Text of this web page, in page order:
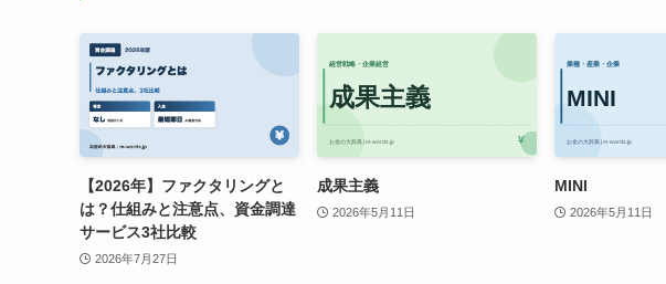
【2026年】ファクタリングと
は？仕組みと注意点、資金調達
サービス3社比較
2026年7月27日
成果主義
2026年5月11日
MINI
2026年5月11日